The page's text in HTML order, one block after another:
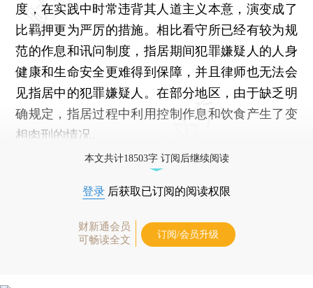
度，在实践中时常违背其人道主义本意，演变成了
比羁押更为严厉的措施。相比看守所已经有较为规
范的作息和讯问制度，指居期间犯罪嫌疑人的人身
健康和生命安全更难得到保障，并且律师也无法会
见指居中的犯罪嫌疑人。在部分地区，由于缺乏明
确规定，指居过程中利用控制作息和饮食产生了变
相肉刑的情况。
本文共计18503字 订阅后继续阅读
登录 后获取已订阅的阅读权限
财新通会员
可畅读全文
订阅/会员升级